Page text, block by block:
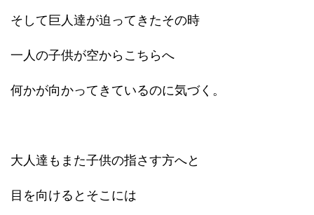
そして巨人達が迫ってきたその時
一人の子供が空からこちらへ
何かが向かってきているのに気づく。
大人達もまた子供の指さす方へと
目を向けるとそこには